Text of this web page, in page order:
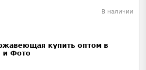
В наличии